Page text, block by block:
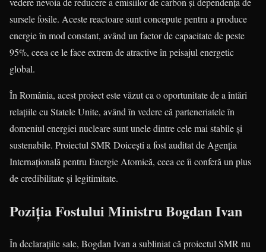
sursele fosile. Aceste reactoare sunt concepute pentru a produce
energie în mod constant, având un factor de capacitate de peste
95%, ceea ce le face extrem de atractive în peisajul energetic
global.
În România, acest proiect este văzut ca o oportunitate de a întări
relațiile cu Statele Unite, având în vedere că parteneriatele în
domeniul energiei nucleare sunt unele dintre cele mai stabile și
sustenabile. Proiectul SMR Doicești a fost auditat de Agenția
Internațională pentru Energie Atomică, ceea ce îi conferă un plus
de credibilitate și legitimitate.
Poziția Fostului Ministru Bogdan Ivan
În declarațiile sale, Bogdan Ivan a subliniat că proiectul SMR nu